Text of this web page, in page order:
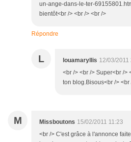
un-ange-dans-le-ter-
bientôt<br /> <br /> <br />
Répondre
L louamaryllis 12/03/2011
<br /> <br /> Super<br />
ton blog.Bisous<br /> <br
M Missboutons 15/02/2011 11:23
<br /> C'est grâce à l'annonce